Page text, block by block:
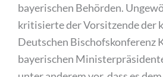
bayerischen Behörden.
kritisierte der Vorsitzende der
Deutschen Bischofskonferenz
bayerischen